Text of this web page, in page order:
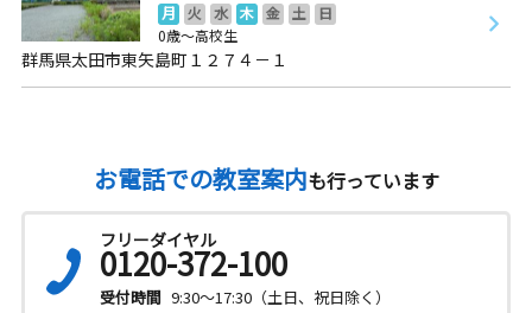
月 火 水 木 金 土
日
0歳～高校生
群馬県太田市東矢島町１２７４－１
お電話での教室案内も行っています
フリーダイヤル
0120-372-100
受付時間 9:30～17:30（土日、祝日除く）